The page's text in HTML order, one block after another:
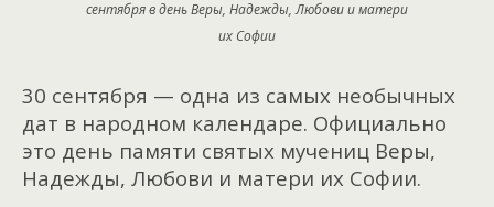
сентября в день Веры, Надежды, Любови и матери
их Софии
30 сентября — одна из самых необычных
дат в народном календаре. Официально
это день памяти святых мучениц Веры,
Надежды, Любови и матери их Софии.